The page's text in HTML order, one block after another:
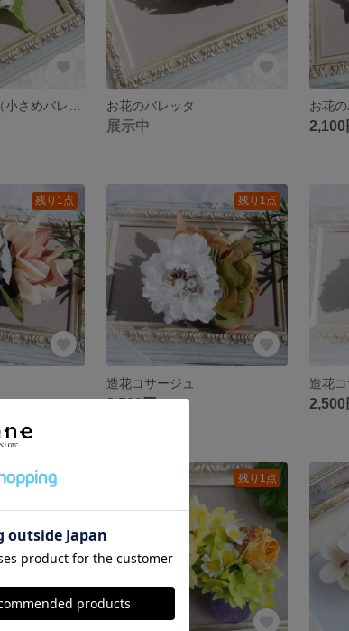
お花のバレッタ
展示中
お花
2,100
残り1点 残り1点
造花コサージュ
2,500円
造花コ
2,500
残り1点 残り1点